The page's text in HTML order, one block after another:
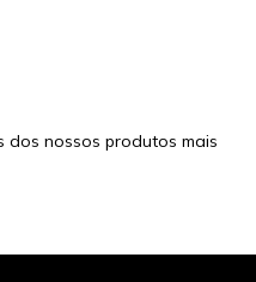
dos nossos produtos mais